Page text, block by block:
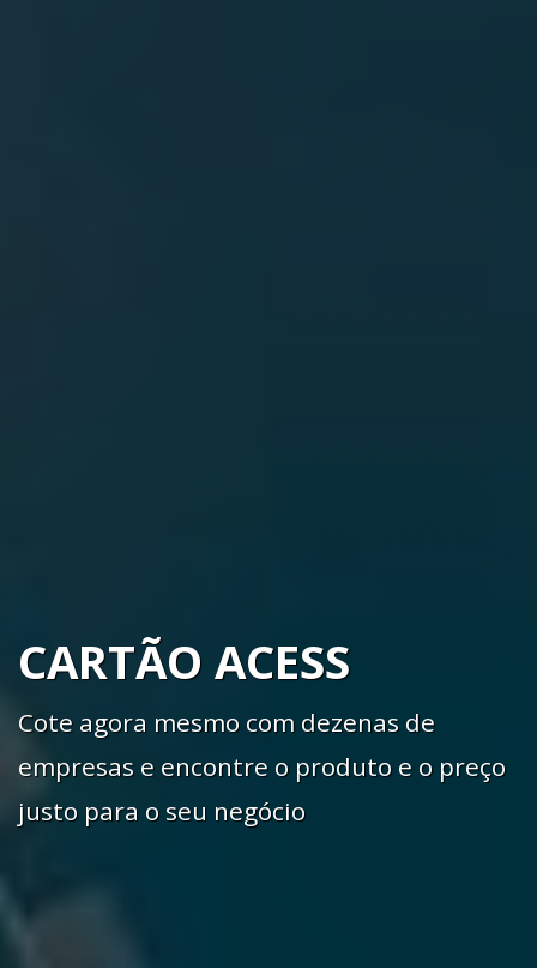
CARTÃO ACESS
Cote agora mesmo com dezenas de
empresas e encontre o produto e o preço
justo para o seu negócio